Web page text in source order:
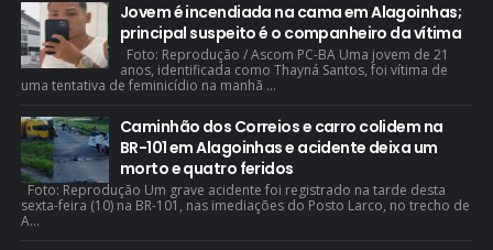
Jovem é incendiada na cama em Alagoinhas;
principal suspeito é o companheiro da vítima
Foto: Reprodução / Ascom PC-BA Uma jovem de 21
anos, identificada como Thayná Santos, foi vítima de
uma tentativa de feminicídio na manhã ...
Caminhão dos Correios e carro colidem na
BR-101 em Alagoinhas e acidente deixa um
morto e quatro feridos
Foto: Reprodução Um grave acidente foi registrado na tarde desta
sexta-feira (10) na BR-101, nas imediações do Posto Larco, no trecho de
A...